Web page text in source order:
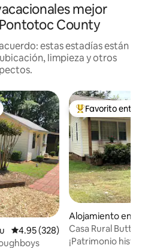
mejor
County
estas estadías están
limpieza y otros
Calificación promedio: 4.95 de
4.95 (328)
Favorito entre
Favorito entre
Alojamiento en
Casa Rural
¡Patrimonio